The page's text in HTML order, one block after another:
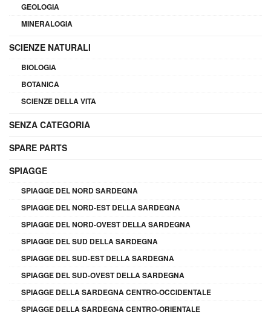
GEOLOGIA
MINERALOGIA
SCIENZE NATURALI
BIOLOGIA
BOTANICA
SCIENZE DELLA VITA
SENZA CATEGORIA
SPARE PARTS
SPIAGGE
SPIAGGE DEL NORD SARDEGNA
SPIAGGE DEL NORD-EST DELLA SARDEGNA
SPIAGGE DEL NORD-OVEST DELLA SARDEGNA
SPIAGGE DEL SUD DELLA SARDEGNA
SPIAGGE DEL SUD-EST DELLA SARDEGNA
SPIAGGE DEL SUD-OVEST DELLA SARDEGNA
SPIAGGE DELLA SARDEGNA CENTRO-OCCIDENTALE
SPIAGGE DELLA SARDEGNA CENTRO-ORIENTALE